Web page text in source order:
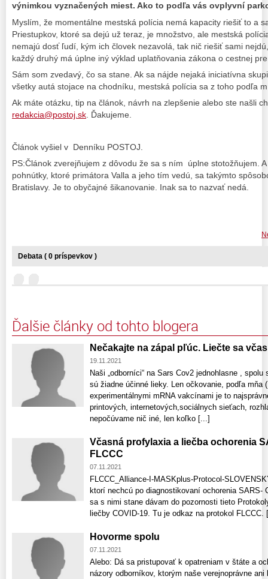
výnimkou vyznačených miest. Ako to podľa vás ovplyvní
Myslím, že momentálne mestská polícia nemá kapacity riešiť to a
Priestupkov, ktoré sa dejú už teraz, je množstvo, ale mestská
nemajú dosť ľudí, kým ich človek nezavolá, tak nič riešiť sami
každý druhý má úplne iný výklad uplatňovania zákona o cestnej
Sám som zvedavý, čo sa stane. Ak sa nájde nejaká iniciatívna
všetky autá stojace na chodníku, mestská polícia sa z toho podľa
Ak máte otázku, tip na článok, návrh na zlepšenie alebo ste našli
redakcia@postoj.sk . Ďakujeme.
Článok vyšiel v Denníku POSTOJ.
PS:Článok zverejňujem z dôvodu že sa s ním úplne stotožňujem.
pohnútky, ktoré primátora Valla a jeho tím vedú, sa takýmto
Bratislavy. Je to obyčajné šikanovanie. Inak sa to nazvať nedá.
Debata ( 0 príspevkov )
Ďalšie články od tohto blogera
Nečakajte na zápal pľúc. Liečte sa
19.11.2021
Naši „odborníci“ na Sars Cov2 jednohlasne ,
sú žiadne účinné lieky. Len očkovanie, podľa mňa
experimentálnymi mRNA vakcínami je to
printových, internetových,sociálnych sieťach,
nepočúvame nič iné, len koľko [...]
Včasná profylaxia a liečba ochorenia
FLCCC
07.11.2021
FLCCC_Alliance-I-MASKplus-Protocol-
ktorí nechcú po diagnostikovaní ochorenia SARS-
sa s nimi stane dávam do pozornosti tieto
liečby COVID-19. Tu je odkaz na protokol FLCCC.
Hovorme spolu
07.11.2021
Alebo: Dá sa pristupovať k opatreniam v štáte a
názory odborníkov, ktorým naše verejnoprávne